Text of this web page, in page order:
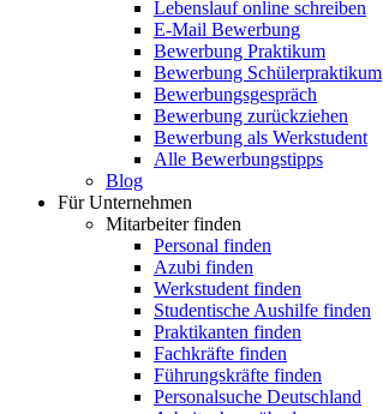
Lebenslauf online schreiben
E-Mail Bewerbung
Bewerbung Praktikum
Bewerbung Schülerpraktikum
Bewerbungsgespräch
Bewerbung zurückziehen
Bewerbung als Werkstudent
Alle Bewerbungstipps
Blog
Für Unternehmen
Mitarbeiter finden
Personal finden
Azubi finden
Werkstudent finden
Studentische Aushilfe finden
Praktikanten finden
Fachkräfte finden
Führungskräfte finden
Personalsuche Deutschland